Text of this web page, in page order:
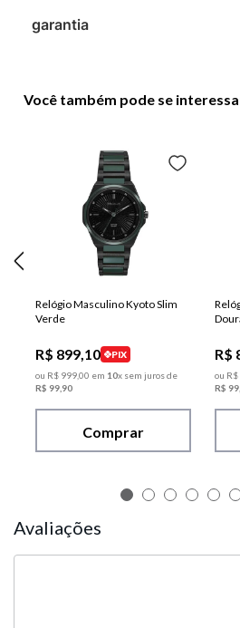
garantia
Você também pode se
Relógio Masculino Kyoto Slim
Verde
R$ 899,10
PIX
ou R$ 99900 em 10x sem juros de
R$ 99 90
Comprar
R$
ou R$
R$ 99
Avaliações